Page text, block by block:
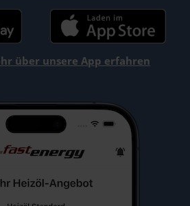
über unsere App erfahren